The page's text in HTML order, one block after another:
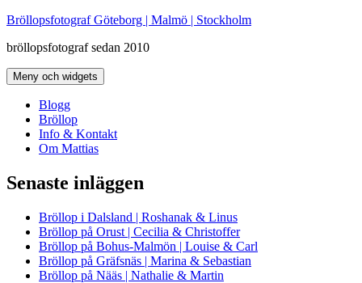
Hoppa
innehåll
Bröllopsfotograf Göteborg | Malmö | Stockholm
bröllopsfotograf sedan 2010
Meny och widgets
Blogg
Bröllop
Info & Kontakt
Om Mattias
Senaste inläggen
Bröllop i Dalsland | Roshanak & Linus
Bröllop på Orust | Cecilia & Christoffer
Bröllop på Bohus-Malmön | Louise & Carl
Bröllop på Gräfsnäs | Marina & Sebastian
Bröllop på Nääs | Nathalie & Martin